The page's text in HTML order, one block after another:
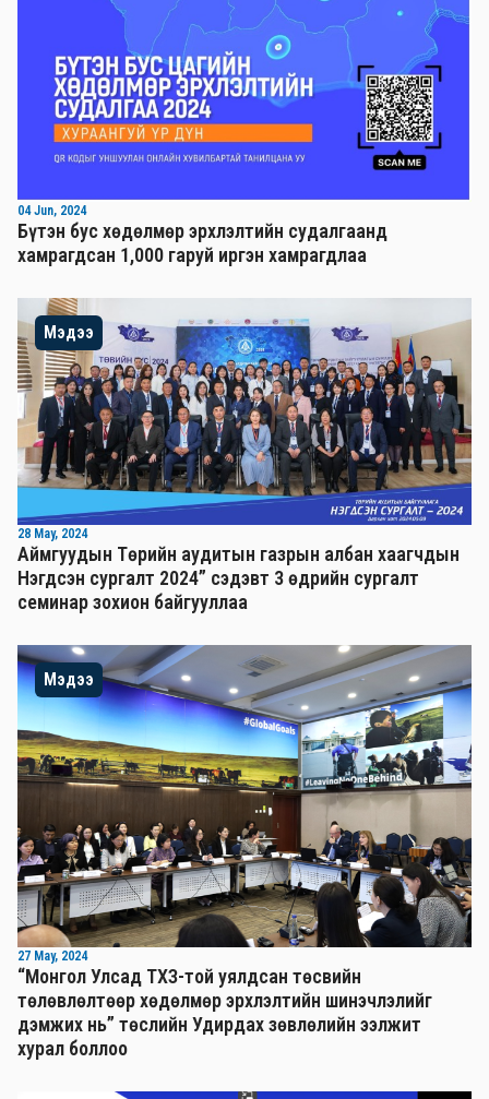
04 Jun, 2024
Бүтэн бус хөдөлмөр эрхлэлтийн судалгаанд
хамрагдсан 1,000 гаруй иргэн хамрагдлаа
Мэдээ
28 May, 2024
Аймгуудын Төрийн аудитын газрын албан хаагчдын
Нэгдсэн сургалт 2024” сэдэвт 3 өдрийн сургалт
семинар зохион байгууллаа
Мэдээ
27 May, 2024
“Монгол Улсад ТХЗ-той уялдсан төсвийн
төлөвлөлтөөр хөдөлмөр эрхлэлтийн шинэчлэлийг
дэмжих нь” төслийн Удирдах зөвлөлийн ээлжит
хурал боллоо